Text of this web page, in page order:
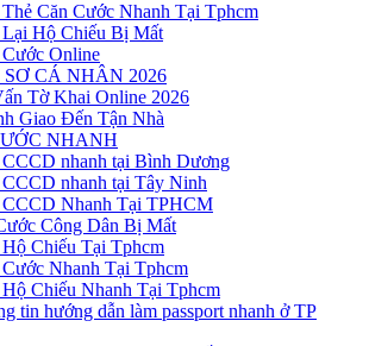
Căn Cước Nhanh Tại Tphcm
Hộ Chiếu Bị Mất
Online
CÁ NHÂN 2026
Tờ Khai Online 2026
Giao Đến Tận Nhà
NHANH
nhanh tại Bình Dương
nhanh tại Tây Ninh
Nhanh Tại TPHCM
Công Dân Bị Mất
Chiếu Tại Tphcm
Nhanh Tại Tphcm
Chiếu Nhanh Tại Tphcm
tin hướng dẫn làm passport nhanh ở TP